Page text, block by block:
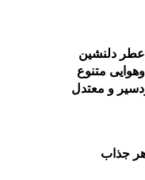
عطر دلنشین
متنوع
و معتدل
جذاب